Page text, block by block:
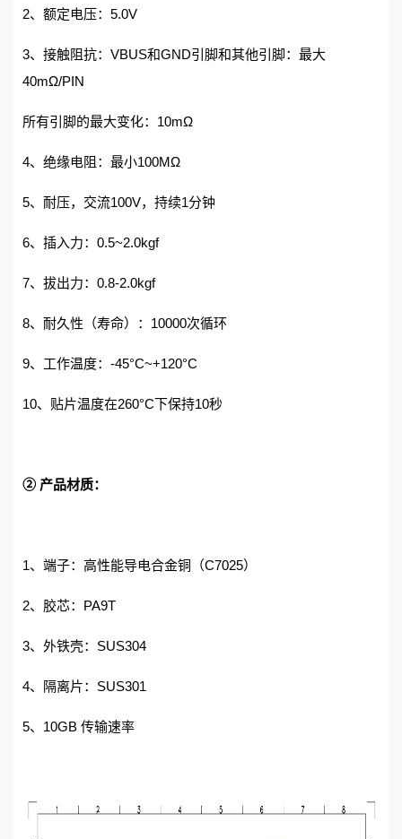
2、额定电压：5.0V
3、接触阻抗：VBUS和GND引脚和其他引脚：最大
40mΩ/PIN
所有引脚的最大变化：10mΩ
4、绝缘电阻：最小100MΩ
5、耐压，交流100V，持续1分钟
6、插入力：0.5~2.0kgf
7、拔出力：0.8-2.0kgf
8、耐久性（寿命）：10000次循环
9、工作温度：-45°C~+120°C
10、贴片温度在260°C下保持10秒
② 产品材质：
1、端子：高性能导电合金铜（C7025）
2、胶芯：PA9T
3、外铁壳：SUS304
4、隔离片：SUS301
5、10GB 传输速率